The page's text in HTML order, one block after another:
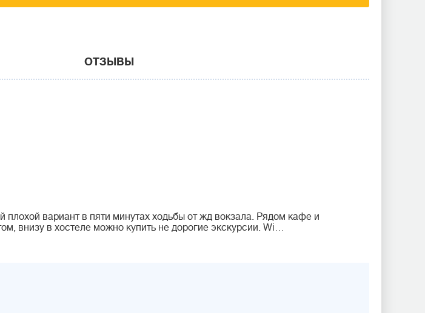
ОТЗЫВЫ
вариант в пяти минутах ходьбы от жд вокзала. Рядом кафе и
внизу в хостеле можно купить не дорогие экскурсии. Wi…